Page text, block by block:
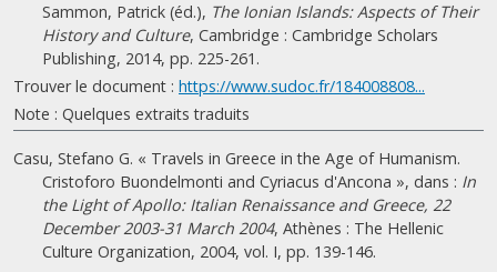
Sammon, Patrick (éd.), The Ionian Islands: Aspects of Their
History and Culture, Cambridge : Cambridge Scholars
Publishing, 2014, pp. 225-261.
Trouver le document : https://www.sudoc.fr/184008808...
Note : Quelques extraits traduits
Casu, Stefano G. « Travels in Greece in the Age of Humanism.
Cristoforo Buondelmonti and Cyriacus d'Ancona », dans : In
the Light of Apollo: Italian Renaissance and Greece, 22
December 2003-31 March 2004, Athènes : The Hellenic
Culture Organization, 2004, vol. I, pp. 139-146.